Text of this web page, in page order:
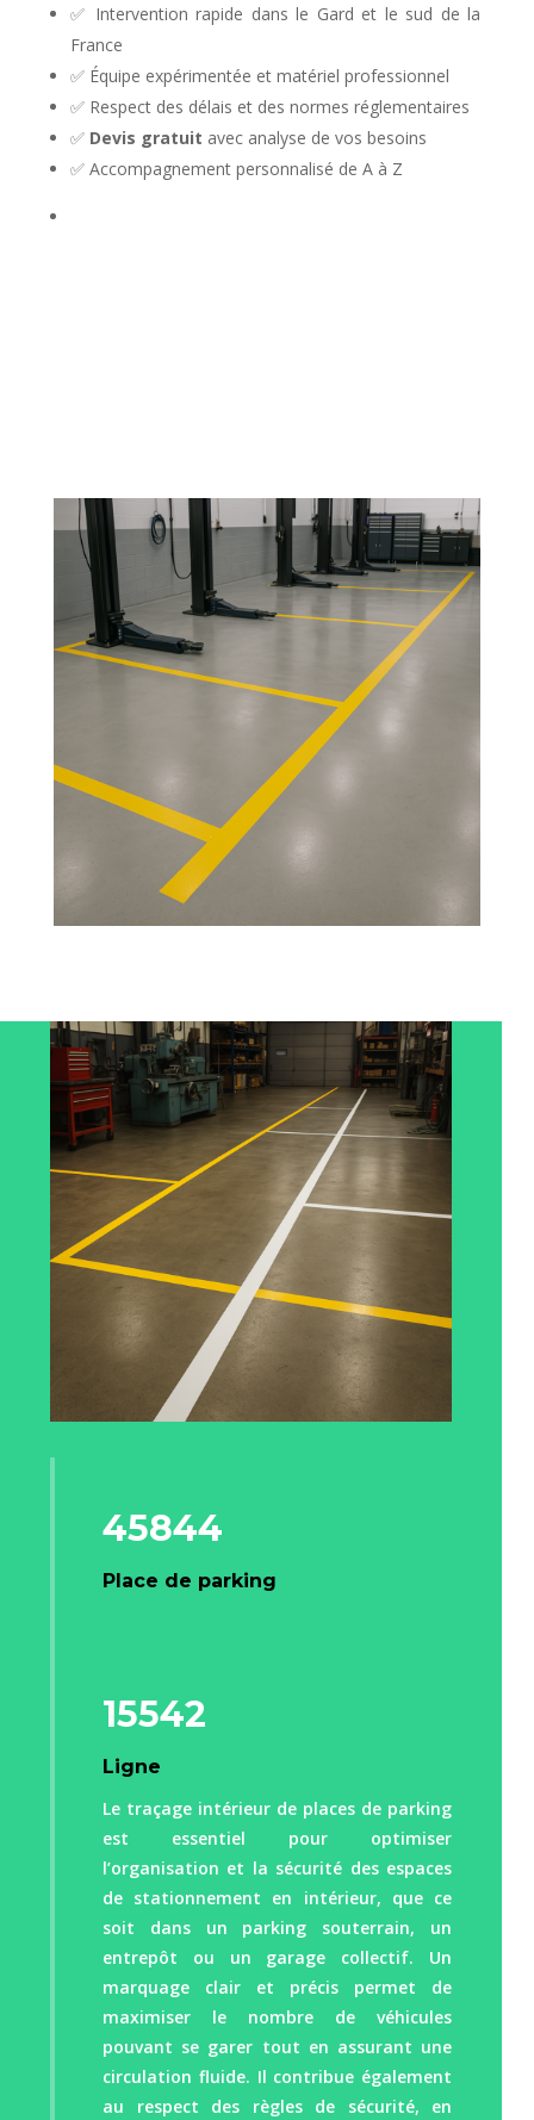
✅ Intervention rapide dans le Gard et le sud de la
France
✅ Équipe expérimentée et matériel professionnel
✅ Respect des délais et des normes réglementaires
✅ Devis gratuit avec analyse de vos besoins
✅ Accompagnement personnalisé de A à Z
45844
Place de parking
15542
Ligne
Le traçage intérieur de places de parking
est essentiel pour optimiser
l’organisation et la sécurité des espaces
de stationnement en intérieur, que ce
soit dans un parking souterrain, un
entrepôt ou un garage collectif. Un
marquage clair et précis permet de
maximiser le nombre de véhicules
pouvant se garer tout en assurant une
circulation fluide. Il contribue également
au respect des règles de sécurité, en